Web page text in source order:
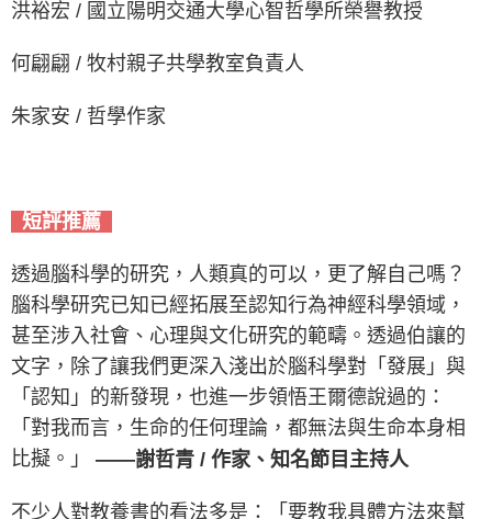
洪裕宏 / 國立陽明交通大學心智哲學所榮譽教授
何翩翩 / 牧村親子共學教室負責人
朱家安 / 哲學作家
短評推薦
透過腦科學的研究，人類真的可以，更了解自己嗎？
腦科學研究已知已經拓展至認知行為神經科學領域，
甚至涉入社會、心理與文化研究的範疇。透過伯讓的
文字，除了讓我們更深入淺出於腦科學對「發展」與
「認知」的新發現，也進一步領悟王爾德說過的：
「對我而言，生命的任何理論，都無法與生命本身相
比擬。」 ——謝哲青 / 作家、知名節目主持人
不少人對教養書的看法多是：「要教我具體方法來幫